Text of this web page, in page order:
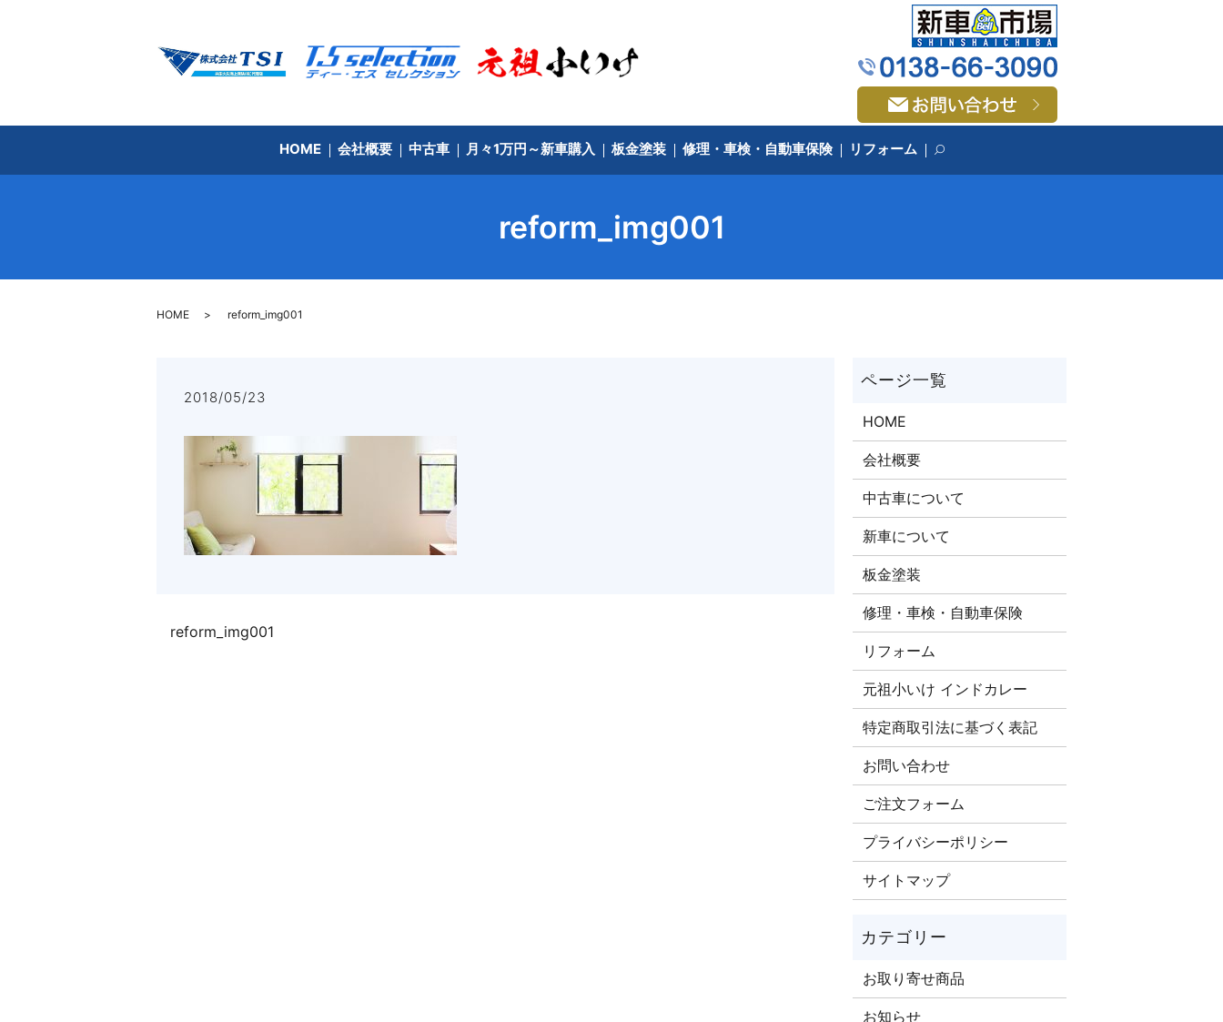
HOME 会社概要 中古車 月々1万円～新車購入 板金塗装 修理・車検・自動車保険 リフォーム search
reform_img001
HOME reform_img001
2018/05/23
reform_img001
HOME
会社概要
中古車について
新車について
板金塗装
修理・車検・自動車保険
リフォーム
元祖小いけ インドカレー
特定商取引法に基づく表記
お問い合わせ
ご注文​フォーム
プライバシーポリシー
サイトマップ
お取り寄せ商品
お知らせ